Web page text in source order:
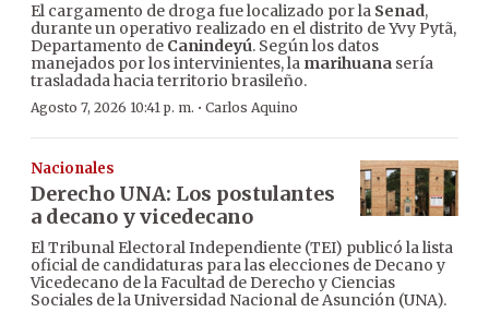
El cargamento de droga fue localizado por la Senad,
durante un operativo realizado en el distrito de Yvy Pytã,
Departamento de Canindeyú. Según los datos
manejados por los intervinientes, la marihuana sería
trasladada hacia territorio brasileño.
Agosto 7, 2026 10:41 p. m. · Carlos Aquino
Nacionales
Derecho UNA: Los postulantes
a decano y vicedecano
El Tribunal Electoral Independiente (TEI) publicó la lista
oficial de candidaturas para las elecciones de Decano y
Vicedecano de la Facultad de Derecho y Ciencias
Sociales de la Universidad Nacional de Asunción (UNA).